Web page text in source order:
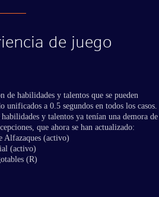
de juego
de habilidades y talentos que se pueden
unificados a 0.5 segundos en todos los casos.
y talentos ya tenían una demora de
que ahora se han actualizado:
Alfazaques (activo)
(activo)
(R)